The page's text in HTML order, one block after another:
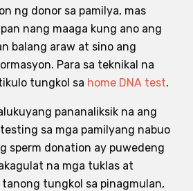
ng donor sa pamilya, mas
nang maaga kung ano ang
balang araw at sino ang
Para sa teknikal na
tungkol sa home DNA test.
pananaliksik na ang
sa mga pamilyang nabuo
sperm donation ay puwedeng
na mga tuklas at
tungkol sa pinagmulan,